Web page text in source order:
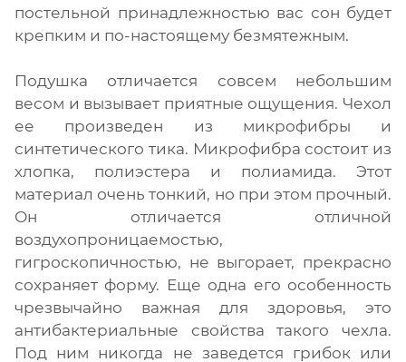
постельной принадлежностью вас сон будет
крепким и по-настоящему безмятежным.
Подушка отличается совсем небольшим
весом и вызывает приятные ощущения. Чехол
ее произведен из микрофибры и
синтетического тика. Микрофибра состоит из
хлопка, полиэстера и полиамида. Этот
материал очень тонкий, но при этом прочный.
Он отличается отличной
воздухопроницаемостью,
гигроскопичностью, не выгорает, прекрасно
сохраняет форму. Еще одна его особенность
чрезвычайно важная для здоровья, это
антибактериальные свойства такого чехла.
Под ним никогда не заведется грибок или